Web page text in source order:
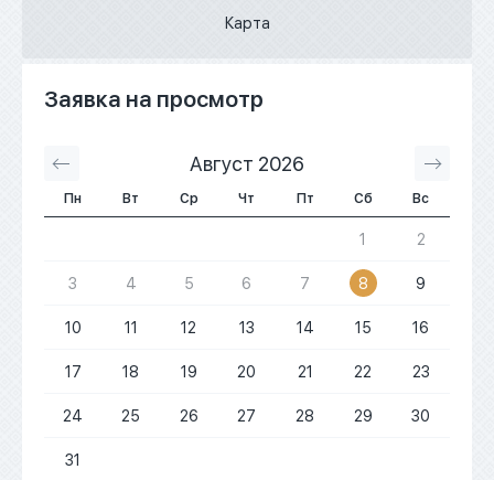
Карта
Заявка на просмотр
Август 2026
Пн Вт Ср Чт Пт Сб Вс
1 2
3 4 5 6 7 8 9
10 11 12 13 14 15 16
17 18 19 20 21 22 23
24 25 26 27 28 29 30
31